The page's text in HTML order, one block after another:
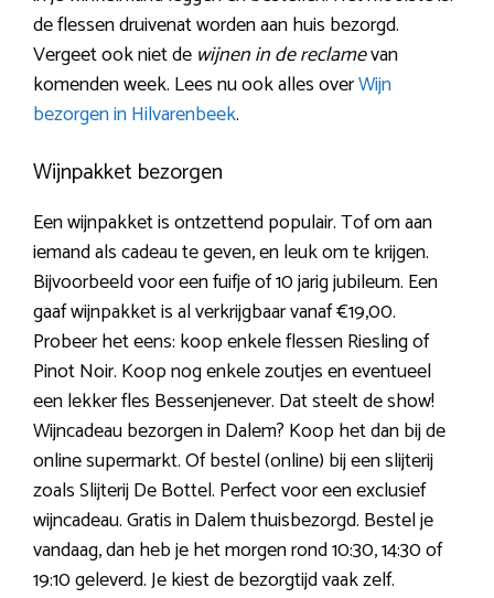
de flessen druivenat worden aan huis bezorgd.
Vergeet ook niet de wijnen in de reclamevan
komenden week. Lees nu ook alles overWijn
bezorgen in Hilvarenbeek.
Wijnpakket bezorgen
Een wijnpakket is ontzettend populair. Tof om aan
iemand als cadeau te geven, en leuk om te krijgen.
Bijvoorbeeld voor een fuifje of 10 jarig jubileum. Een
gaaf wijnpakket is al verkrijgbaar vanaf €19,00.
Probeer het eens: koop enkele flessen Riesling of
Pinot Noir. Koop nog enkele zoutjes en eventueel
een lekker fles Bessenjenever. Dat steelt de show!
Wijncadeau bezorgen in Dalem? Koop het dan bij de
online supermarkt. Of bestel (online) bij een slijterij
zoals Slijterij De Bottel. Perfect voor een exclusief
wijncadeau. Gratis in Dalem thuisbezorgd. Bestel je
vandaag, dan heb je het morgen rond 10:30, 14:30 of
19:10 geleverd. Je kiest de bezorgtijd vaak zelf.